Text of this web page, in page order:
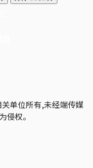
关单位所有,未经端传媒
侵权。